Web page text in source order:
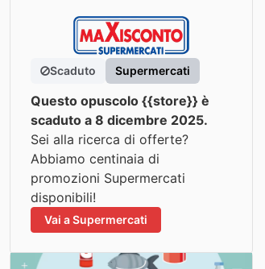
Scaduto Supermercati
Questo opuscolo {{store}} è
scaduto a 8 dicembre 2025.
Sei alla ricerca di offerte?
Abbiamo centinaia di
promozioni Supermercati
disponibili!
Vai a Supermercati